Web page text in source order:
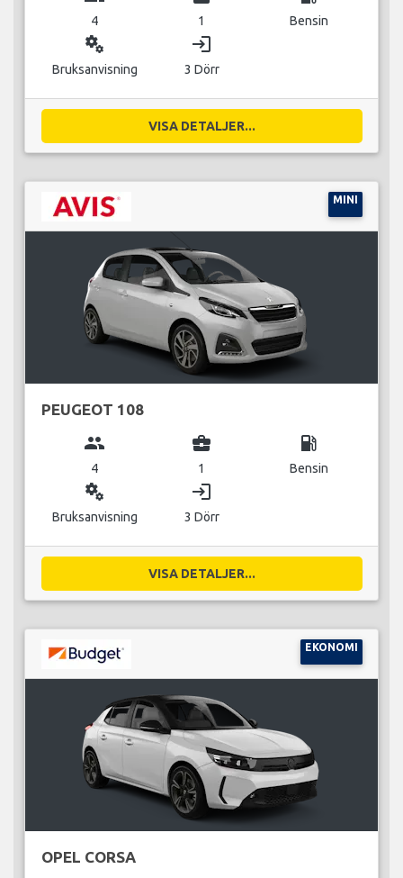
4 1 Bensin
miscellaneous_services
Bruksanvisning
login
3 Dörr
VISA DETALJER...
MINI
PEUGEOT 108
group
4
business_center
1
local_gas_station
Bensin
miscellaneous_services
Bruksanvisning
login
3 Dörr
VISA DETALJER...
EKONOMI
OPEL CORSA